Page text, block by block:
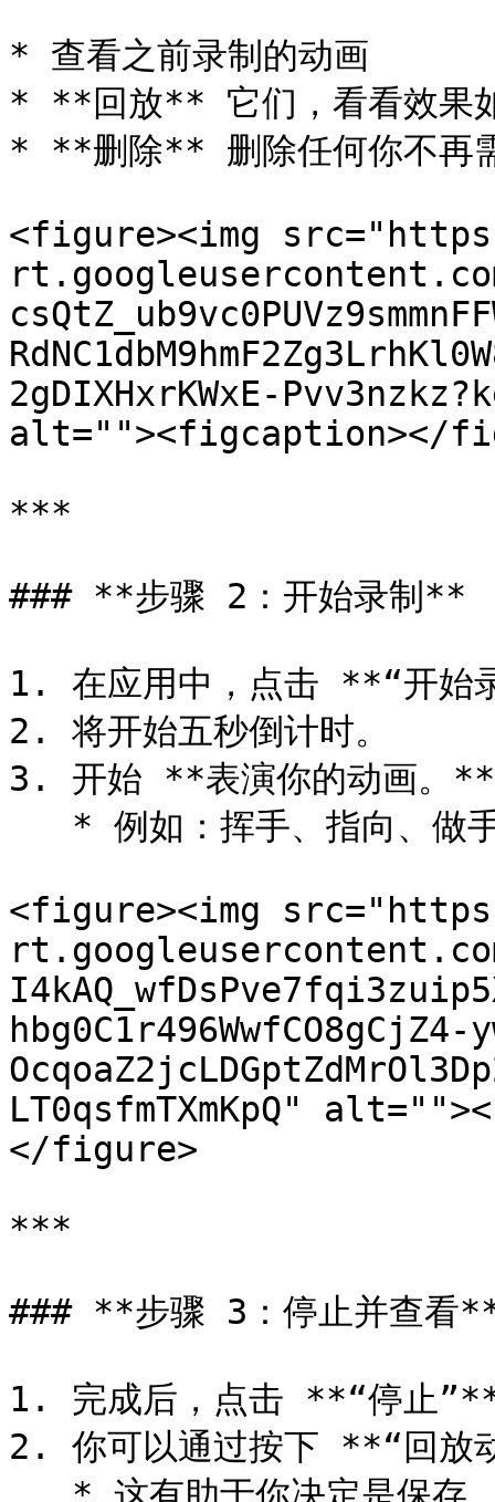
* 查看之前录制的动画
* **回放** 它们，看看效果
* **删除** 删除任何你不再
<figure><img
2gDIXHxrKWxE-
alt=""><figcaption></
***
### **步骤 2：开始录制**
1. 在应用中，点击 **“开始
2. 将开始五秒倒计时。
3. 开始 **表演你的动画。**
<figure><img
LT0qsfmTXmKpQ"
</figure>
***
### **步骤 3：停止并查看
1. 完成后，点击 **“停止
2. 你可以通过按下 **“回放